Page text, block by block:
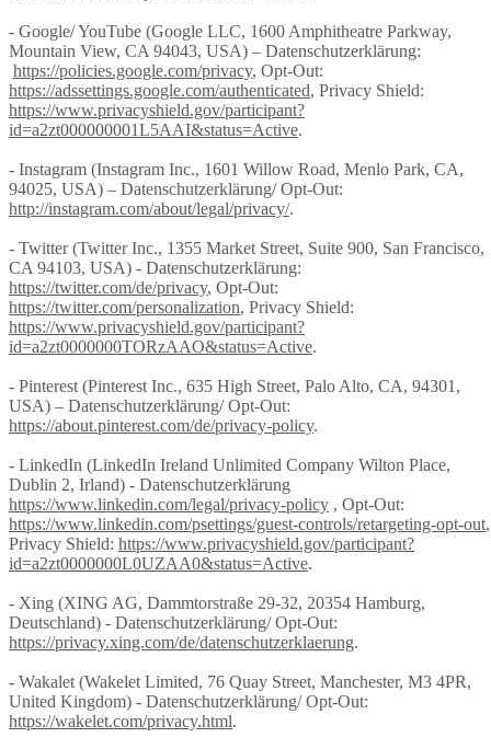
- Google/ YouTube (Google LLC, 1600 Amphitheatre Parkway,
Mountain View, CA 94043, USA) – Datenschutzerklärung:
https://policies.google.com/privacy, Opt-Out:
https://adssettings.google.com/authenticated, Privacy Shield:
https://www.privacyshield.gov/participant?
id=a2zt000000001L5AAI&status=Active.
- Instagram (Instagram Inc., 1601 Willow Road, Menlo Park, CA,
94025, USA) – Datenschutzerklärung/ Opt-Out:
http://instagram.com/about/legal/privacy/.
- Twitter (Twitter Inc., 1355 Market Street, Suite 900, San Francisco,
CA 94103, USA) - Datenschutzerklärung:
https://twitter.com/de/privacy, Opt-Out:
https://twitter.com/personalization, Privacy Shield:
https://www.privacyshield.gov/participant?
id=a2zt0000000TORzAAO&status=Active.
- Pinterest (Pinterest Inc., 635 High Street, Palo Alto, CA, 94301,
USA) – Datenschutzerklärung/ Opt-Out:
https://about.pinterest.com/de/privacy-policy.
- LinkedIn (LinkedIn Ireland Unlimited Company Wilton Place,
Dublin 2, Irland) - Datenschutzerklärung
https://www.linkedin.com/legal/privacy-policy , Opt-Out:
https://www.linkedin.com/psettings/guest-controls/retargeting-opt-out,
Privacy Shield: https://www.privacyshield.gov/participant?
id=a2zt0000000L0UZAA0&status=Active.
- Xing (XING AG, Dammtorstraße 29-32, 20354 Hamburg,
Deutschland) - Datenschutzerklärung/ Opt-Out:
https://privacy.xing.com/de/datenschutzerklaerung.
- Wakalet (Wakelet Limited, 76 Quay Street, Manchester, M3 4PR,
United Kingdom) - Datenschutzerklärung/ Opt-Out:
https://wakelet.com/privacy.html.